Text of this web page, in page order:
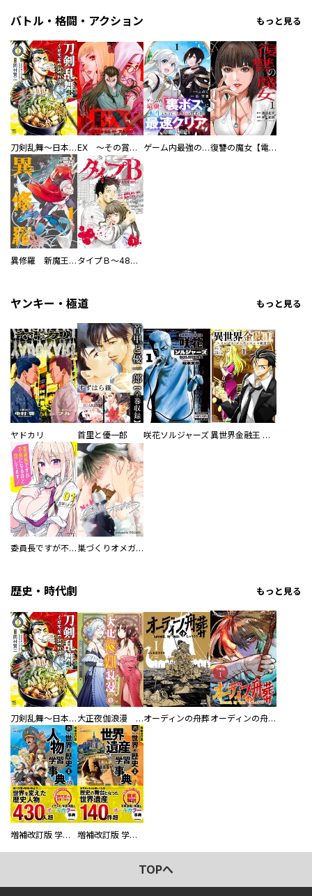
バトル・格闘・アクション もっと見る
刀剣乱舞～日本号つれづれ酒～ EX ～その賞金稼ぎは、世界の出口を探す～【単行本版】 ゲーム内最強の『裏ボス』に転生したので、主人公の代わりに最速クリアを目指します！【電子単行本版】 復讐の魔女【電子単行本版】
異修羅 新魔王戦争 タイプＢ～48時間後、致死率100％～【単話】
ヤンキー・極道 もっと見る
ヤドカリ 首里と優一郎 咲花ソルジャーズ 異世界金融王 ～クローネ・ゴルディオンの覇道～
委員長ですが不良になるほど恋してます！ 巣づくりオメガバース
歴史・時代劇 もっと見る
刀剣乱舞～日本号つれづれ酒～ 大正夜伽浪漫 －金曜日の花嫁—オーディンの舟葬 オーディンの舟葬 分冊版
増補改訂版 学研まんが NEW世界の歴史 別巻 人物学習事典 増補改訂版 学研まんが NEW世界の歴史 別巻 世界遺産学習事典
TOPへ